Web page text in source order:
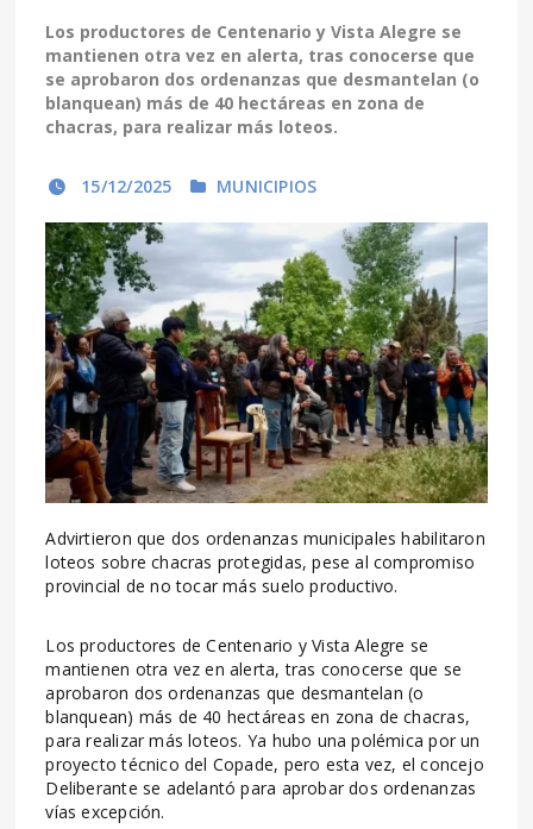
Los productores de Centenario y Vista Alegre se
mantienen otra vez en alerta, tras conocerse que
se aprobaron dos ordenanzas que desmantelan (o
blanquean) más de 40 hectáreas en zona de
chacras, para realizar más loteos.
15/12/2025 MUNICIPIOS
Advirtieron que dos ordenanzas municipales habilitaron
loteos sobre chacras protegidas, pese al compromiso
provincial de no tocar más suelo productivo.
Los productores de Centenario y Vista Alegre se
mantienen otra vez en alerta, tras conocerse que se
aprobaron dos ordenanzas que desmantelan (o
blanquean) más de 40 hectáreas en zona de chacras,
para realizar más loteos. Ya hubo una polémica por un
proyecto técnico del Copade, pero esta vez, el concejo
Deliberante se adelantó para aprobar dos ordenanzas
vías excepción.